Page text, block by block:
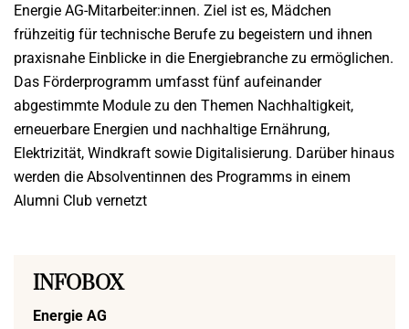
Energie AG-Mitarbeiter:innen. Ziel ist es, Mädchen
frühzeitig für technische Berufe zu begeistern und ihnen
praxisnahe Einblicke in die Energiebranche zu ermöglichen.
Das Förderprogramm umfasst fünf aufeinander
abgestimmte Module zu den Themen Nachhaltigkeit,
erneuerbare Energien und nachhaltige Ernährung,
Elektrizität, Windkraft sowie Digitalisierung. Darüber hinaus
werden die Absolventinnen des Programms in einem
Alumni Club vernetzt
INFOBOX
Energie AG